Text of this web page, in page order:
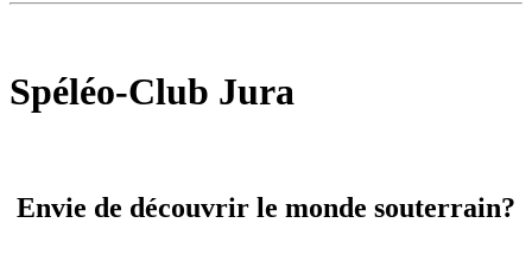
Spéléo-Club Jura
Envie de découvrir le monde souterrain?